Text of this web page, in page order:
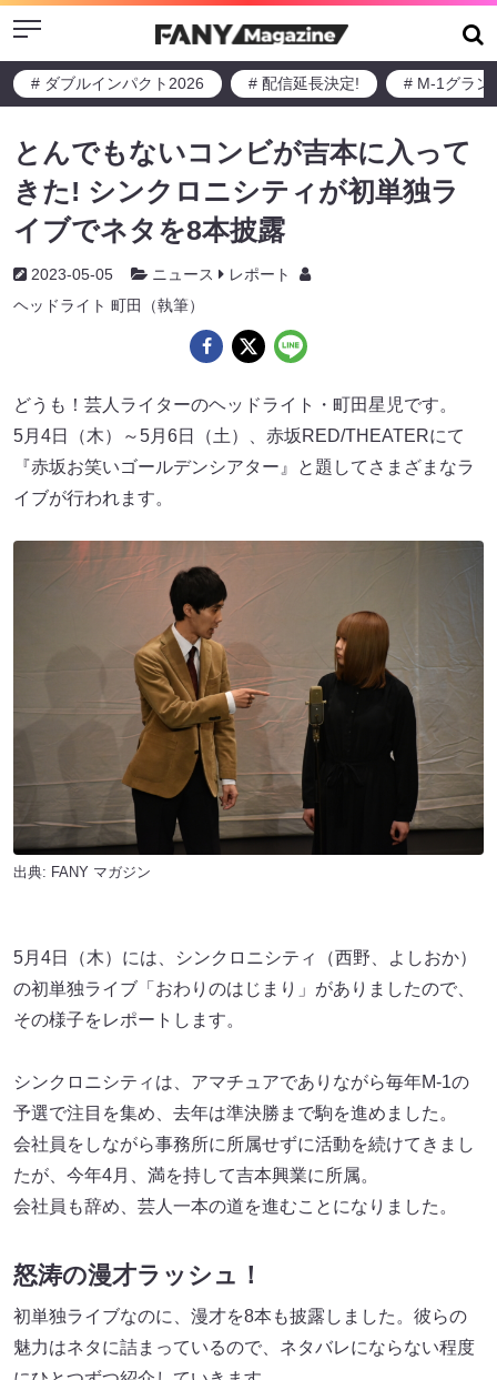
Menu
# ダブルインパクト2026 # 配信延長決定! # M-1グラン
とんでもないコンビが吉本に入って
きた! シンクロニシティが初単独ラ
イブでネタを8本披露
2023-05-05 ニュース
レポート
ヘッドライト 町田（執筆）
どうも！芸人ライターのヘッドライト・町田星児です。
5月4日（木）～5月6日（土）、赤坂RED/THEATERにて
『赤坂お笑いゴールデンシアター』と題してさまざまなラ
イブが行われます。
出典: FANY マガジン
5月4日（木）には、シンクロニシティ（西野、よしおか）
の初単独ライブ「おわりのはじまり」がありましたので、
その様子をレポートします。
シンクロニシティは、アマチュアでありながら毎年M-1の
予選で注目を集め、去年は準決勝まで駒を進めました。
会社員をしながら事務所に所属せずに活動を続けてきまし
たが、今年4月、満を持して吉本興業に所属。
会社員も辞め、芸人一本の道を進むことになりました。
怒涛の漫才ラッシュ！
初単独ライブなのに、漫才を8本も披露しました。彼らの
魅力はネタに詰まっているので、ネタバレにならない程度